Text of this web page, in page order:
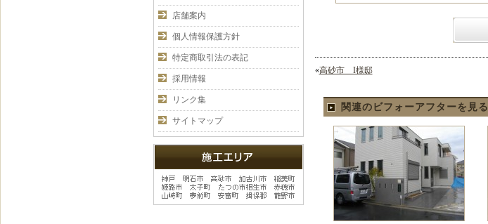
«高砂市 I様邸
関連のビフォーアフターを見る
店舗案内
個人情報保護方針
特定商取引法の表記
採用情報
リンク集
サイトマップ